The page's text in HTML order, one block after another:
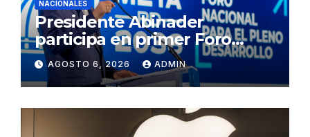
NACIONALES
Presidente Abinader
participa en primer Foro
Meta RD 2036 con miras a
impulsar el crecimiento
económico, fortalecer las
instituciones y elevar la
productividad
AGOSTO 6, 2026 ADMIN